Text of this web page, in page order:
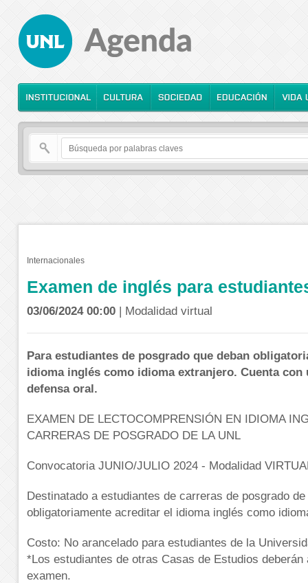
Internacionales
Examen de inglés para
03/06/2024 00:00 | Modalidad virtual
Para estudiantes de posgrado que deban
idioma inglés como idioma extranjero. Cuenta con
defensa oral.
EXAMEN DE LECTOCOMPRENSIÓN EN IDIOMA
CARRERAS DE POSGRADO DE LA UNL
Convocatoria JUNIO/JULIO 2024 - Modalidad
Destinatado a estudiantes de carreras de posgrado
obligatoriamente acreditar el idioma inglés como
Costo: No arancelado para estudiantes de la
*Los estudiantes de otras Casas de Estudios deberán
examen.